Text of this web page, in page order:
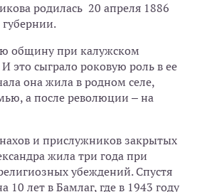
родилась 20 апреля 1886
общину при калужском
это сыграло роковую роль в ее
она жила в родном селе,
а после революции – на
и прислужников закрытых
жила три года при
убеждений. Спустя
10 лет в Бамлаг, где в 1943 году